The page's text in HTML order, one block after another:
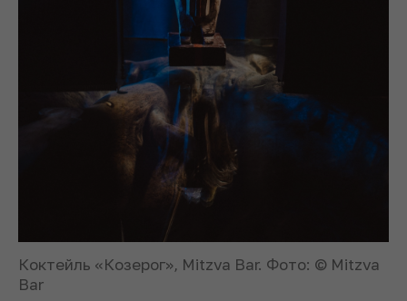
Коктейль «Козерог», Mitzva Bar. Фото: © Mitzva
Bar